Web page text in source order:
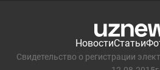
НовостиСтатьи
Свидетельство о регистрации